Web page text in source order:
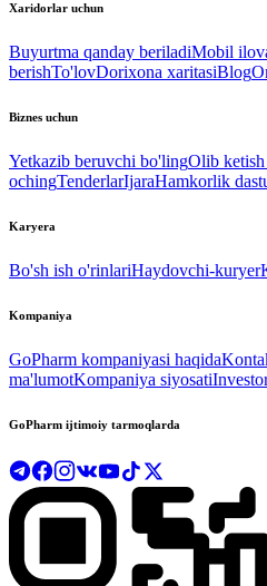
Xaridorlar uchun
Buyurtma qanday beriladiMobil
berishTo'lovDorixona xaritasiBlog
Biznes uchun
Yetkazib beruvchi bo'lingOlib
ochingTenderlarIjaraHamkorlik
Karyera
Bo'sh ish o'rinlariHaydovchi-kuryer
Kompaniya
GoPharm kompaniyasi haqida
ma'lumotKompaniya siyosati
GoPharm ijtimoiy tarmoqlarda